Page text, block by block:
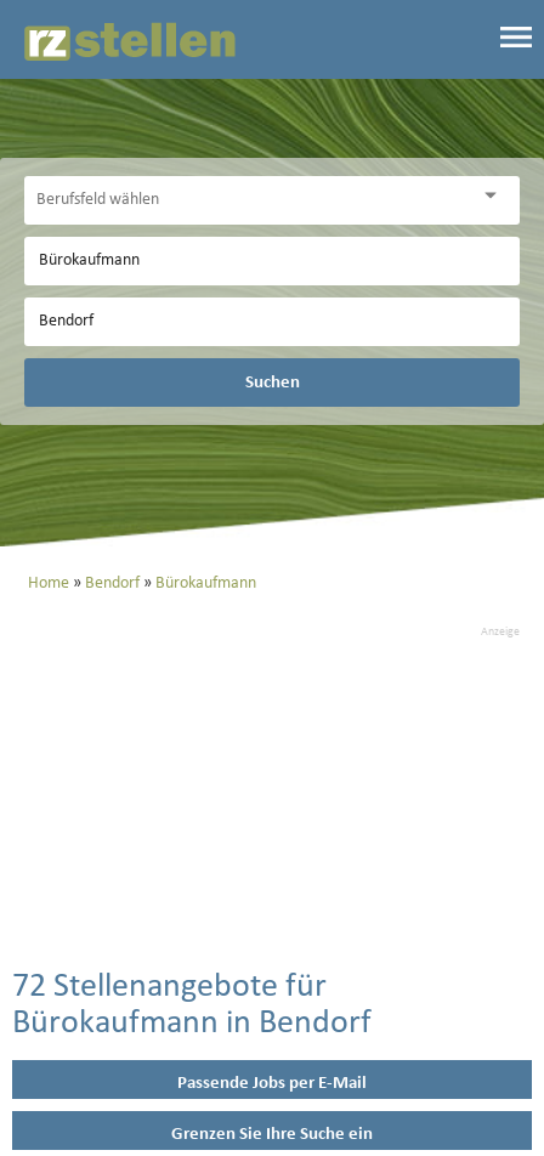
Suchen
Home Bendorf Bürokaufmann
Anzeige
72 Stellenangebote für
Bürokaufmann in Bendorf
Passende Jobs per E-Mail
Grenzen Sie Ihre Suche ein